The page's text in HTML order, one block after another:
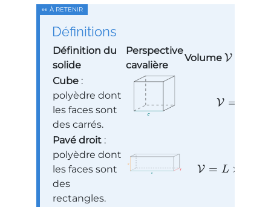
Définitions
Définition du
solide
Perspective
cavalière
Volume V
Cube :
polyèdre dont
les faces sont
des carrés.
V =
Pavé droit :
polyèdre dont
les faces sont
des
rectangles.
V = L ×